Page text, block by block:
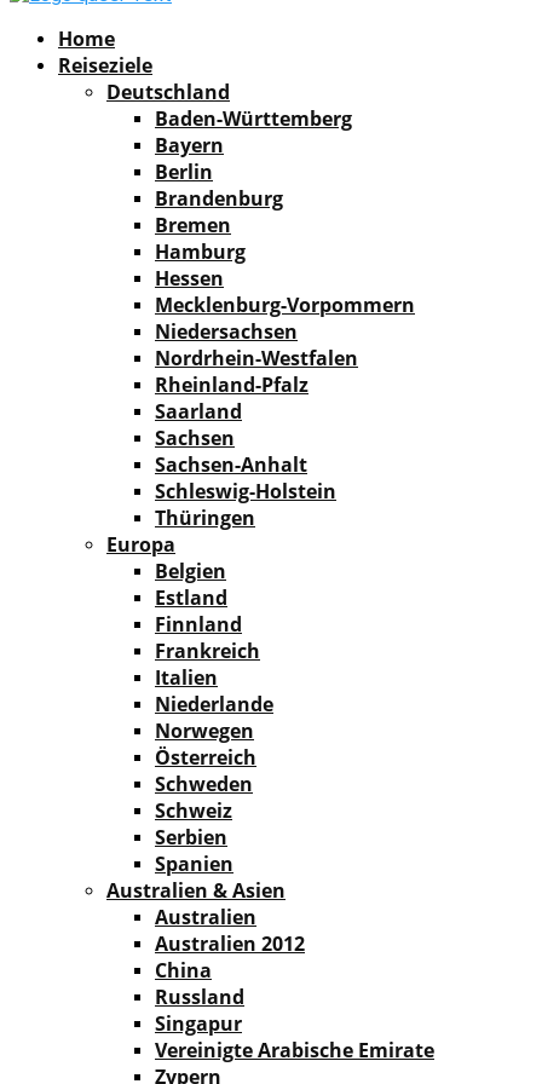
Home
Reiseziele
Deutschland
Baden-Württemberg
Bayern
Berlin
Brandenburg
Bremen
Hamburg
Hessen
Mecklenburg-Vorpommern
Niedersachsen
Nordrhein-Westfalen
Rheinland-Pfalz
Saarland
Sachsen
Sachsen-Anhalt
Schleswig-Holstein
Thüringen
Europa
Belgien
Estland
Finnland
Frankreich
Italien
Niederlande
Norwegen
Österreich
Schweden
Schweiz
Serbien
Spanien
Australien & Asien
Australien
Australien 2012
China
Russland
Singapur
Vereinigte Arabische Emirate
Zypern